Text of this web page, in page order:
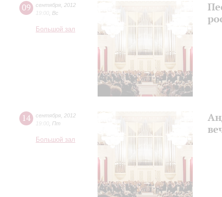
09 сентября 2012
19:00 Вс
Большой зал
14 сентября 2012
19:00 Пт
Большой зал